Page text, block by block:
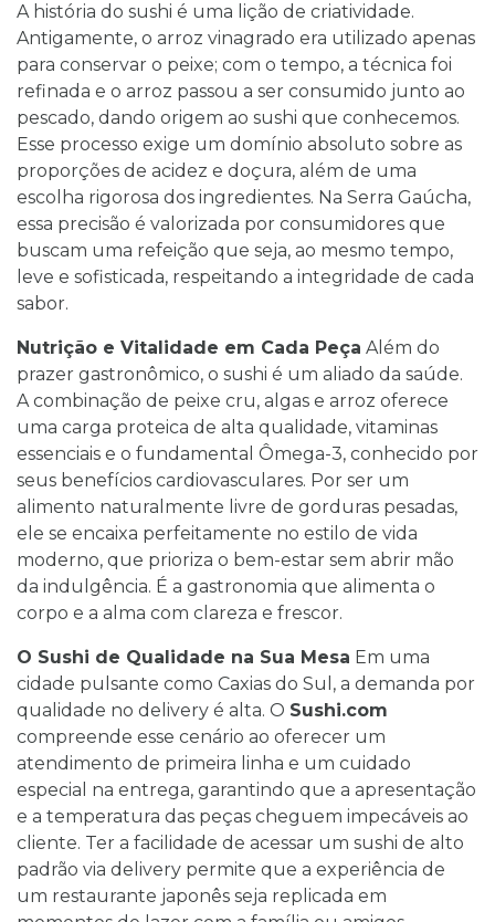
A história do sushi é uma lição de criatividade.
Antigamente, o arroz vinagrado era utilizado apenas
para conservar o peixe; com o tempo, a técnica foi
refinada e o arroz passou a ser consumido junto ao
pescado, dando origem ao sushi que conhecemos.
Esse processo exige um domínio absoluto sobre as
proporções de acidez e doçura, além de uma
escolha rigorosa dos ingredientes. Na Serra Gaúcha,
essa precisão é valorizada por consumidores que
buscam uma refeição que seja, ao mesmo tempo,
leve e sofisticada, respeitando a integridade de cada
sabor.
Nutrição e Vitalidade em Cada Peça Além do
prazer gastronômico, o sushi é um aliado da saúde.
A combinação de peixe cru, algas e arroz oferece
uma carga proteica de alta qualidade, vitaminas
essenciais e o fundamental Ômega-3, conhecido por
seus benefícios cardiovasculares. Por ser um
alimento naturalmente livre de gorduras pesadas,
ele se encaixa perfeitamente no estilo de vida
moderno, que prioriza o bem-estar sem abrir mão
da indulgência. É a gastronomia que alimenta o
corpo e a alma com clareza e frescor.
O Sushi de Qualidade na Sua Mesa Em uma
cidade pulsante como Caxias do Sul, a demanda por
qualidade no delivery é alta. O Sushi.com
compreende esse cenário ao oferecer um
atendimento de primeira linha e um cuidado
especial na entrega, garantindo que a apresentação
e a temperatura das peças cheguem impecáveis ao
cliente. Ter a facilidade de acessar um sushi de alto
padrão via delivery permite que a experiência de
um restaurante japonês seja replicada em